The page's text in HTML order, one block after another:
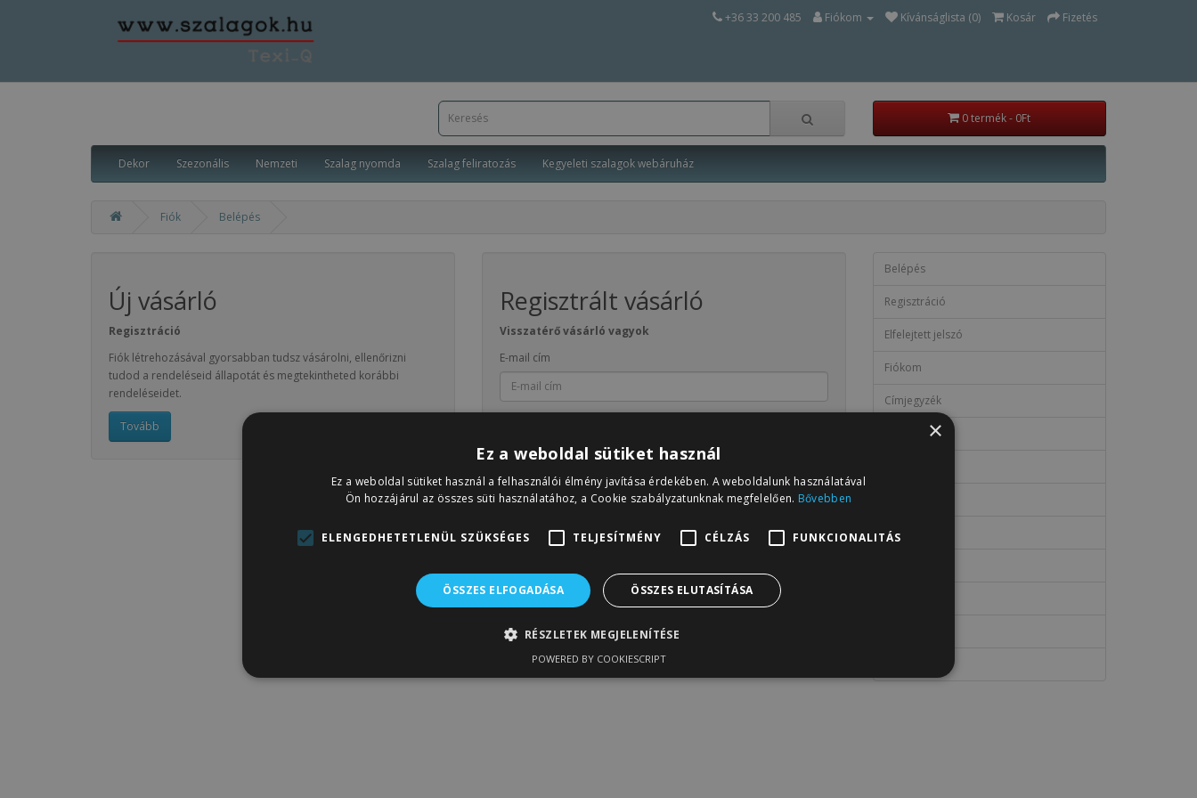
+36 33 200 485 Fiókom Kívánságlista (0) Kosár Fizetés
0 termék - 0Ft
Dekor Szezonális Nemzeti Szalag nyomda Szalag feliratozás Kegyeleti szalagok webáruház
Fiók Belépés
Új vásárló
Regisztráció
Fiók létrehozásával gyorsabban tudsz vásárolni, ellenőrizni
tudod a rendeléseid állapotát és megtekintheted korábbi
rendeléseidet.
Tovább
Regisztrált vásárló
Visszatérő vásárló vagyok
E-mail cím
Elfelejtett jelszó
Belépés
Regisztráció
Elfelejtett jelszó
Fiókom
Címjegyzék
Kívánságlista
Előfizetések
×
Ez a weboldal sütiket használ
Ez a weboldal sütiket használ a felhasználói élmény javítása érdekében. A weboldalunk használatával
Ön hozzájárul az összes süti használatához, a Cookie szabályzatunknak megfelelően. Bővebben
ELENGEDHETETLENÜL SZÜKSÉGES TELJESÍTMÉNY CÉLZÁS FUNKCIONALITÁS
ÖSSZES ELFOGADÁSA ÖSSZES ELUTASÍTÁSA
RÉSZLETEK MEGJELENÍTÉSE
POWERED BY COOKIESCRIPT